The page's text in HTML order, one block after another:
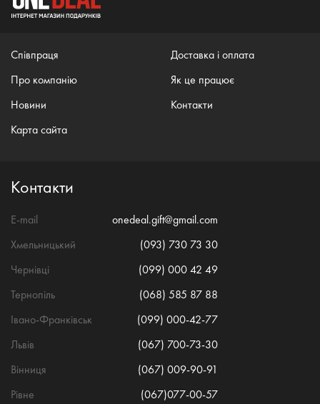
Співпраця
Про компанію
Новини
Карта сайта
Доставка і оплата
Як це працює
Контакти
Контакти
E-mail
onedeal.gift@gmail.com
Хмельницький
(093) 730 73 30
Чернівці
(099) 000 42 49
Тернопіль
(068) 585 87 88
Івано-Франківськ
(099) 000-42-77
Львів
(067) 700-73-30
Вінниця
(067) 009-90-91
Рівне
(067)077-00-57